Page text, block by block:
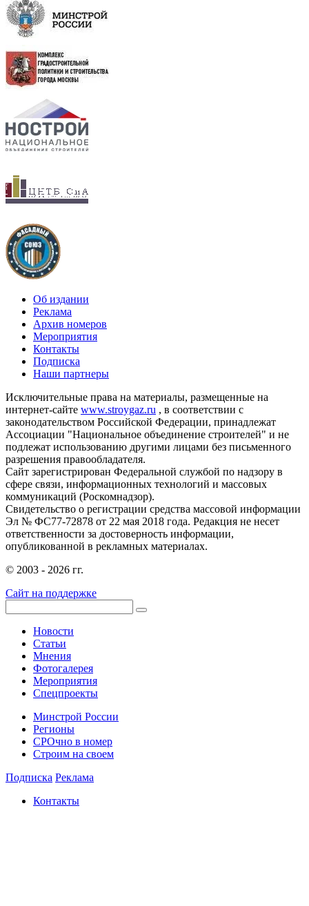
Об издании
Реклама
Архив номеров
Мероприятия
Контакты
Подписка
Наши партнеры
Исключительные права на материалы, размещенные на
интернет-сайте www.stroygaz.ru , в соответствии с
законодательством Российской Федерации, принадлежат
Ассоциации "Национальное объединение строителей" и не
подлежат использованию другими лицами без письменного
разрешения правообладателя.
Сайт зарегистрирован Федеральной службой по надзору в
сфере связи, информационных технологий и массовых
коммуникаций (Роскомнадзор).
Свидетельство о регистрации средства массовой информации
Эл № ФС77-72878 от 22 мая 2018 года. Редакция не несет
ответственности за достоверность информации,
опубликованной в рекламных материалах.
© 2003 - 2026 гг.
Сайт на поддержке
Новости
Статьи
Мнения
Фотогалерея
Мероприятия
Спецпроекты
Минстрой России
Регионы
СРОчно в номер
Строим на своем
Подписка Реклама
Контакты